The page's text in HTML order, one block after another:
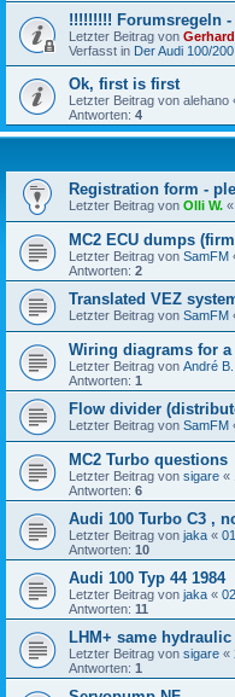
!!!!!!!!! Forumsregeln
Letzter Beitrag von Gerhard
Verfasst in Der Audi 100/
Ok, first is first
Letzter Beitrag von alehano
Antworten: 4
Registration form -
Letzter Beitrag von Olli W. «
MC2 ECU dumps
Letzter Beitrag von SamFM
Antworten: 2
Translated VEZ
Letzter Beitrag von SamFM
Wiring diagrams for
Letzter Beitrag von André B.
Antworten: 1
Flow divider
Letzter Beitrag von SamFM
MC2 Turbo questions
Letzter Beitrag von sigare «
Antworten: 6
Audi 100 Turbo C3 ,
Letzter Beitrag von jaka «
Antworten: 10
Audi 100 Typ 44 1984
Letzter Beitrag von jaka «
Antworten: 11
LHM+ same
Letzter Beitrag von sigare «
Antworten: 1